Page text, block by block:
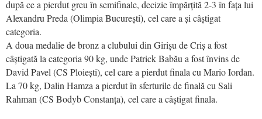
după ce a pierdut greu în semifinale, decizie împărțită 2-3 în fața lui
Alexandru Preda (Olimpia București), cel care a și câștigat
categoria.
A doua medalie de bronz a clubului din Girișu de Criș a fost
câștigată la categoria 90 kg, unde Patrick Babău a fost învins de
David Pavel (CS Ploiești), cel care a pierdut finala cu Mario Iordan.
La 70 kg, Dalin Hamza a pierdut în sferturile de finală cu Sali
Rahman (CS Bodyb Constanța), cel care a câștigat finala.